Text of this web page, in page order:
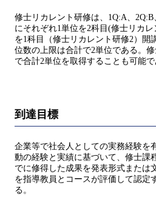
修士リカレント研修は、1Q:A、
にそれぞれ1単位を2科目(修士リカ
を1科目（修士リカレント研修2）開
位数の上限は合計で2単位である。
で合計2単位を取得することも可能で
到達目標
企業等で社会人としての実務経験を
動の経験と実績に基づいて、修士課
でに修得した成果を発表形式または
を指導教員とコースが評価して認定
る。